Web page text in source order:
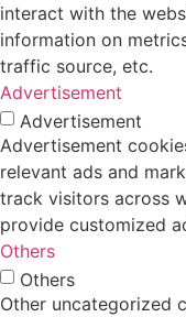
interact with the
information on
traffic source, etc.
Advertisement
Advertisement
Advertisement
relevant ads and
track visitors across
provide customized
Others
Others
Other uncategorized